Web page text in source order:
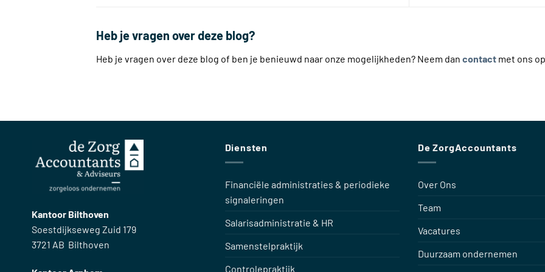
Heb je vragen over deze blog?
Heb je vragen over deze blog of ben je benieuwd naar onze mogelijkheden? Neem dan contactmet ons
Kantoor Bilthoven
Soestdijkseweg Zuid 179
3721 AB Bilthoven
Diensten
Financiële administraties & periodieke
signaleringen
Salarisadministratie & HR
Samenstelpraktijk
Controlepraktijk
De ZorgAccountants
Over Ons
Team
Vacatures
Duurzaam ondernemen